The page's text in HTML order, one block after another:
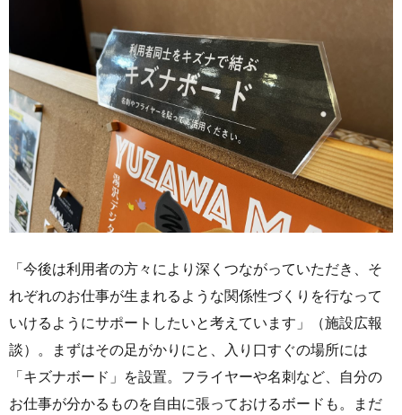
「今後は利用者の方々により深くつながっていただき、そ
れぞれのお仕事が生まれるような関係性づくりを行なって
いけるようにサポートしたいと考えています」（施設広報
談）。まずはその足がかりにと、入り口すぐの場所には
「キズナボード」を設置。フライヤーや名刺など、自分の
お仕事が分かるものを自由に張っておけるボードも。まだ